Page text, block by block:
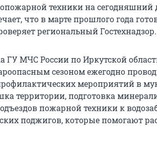
техники на сегодняшний
что в марте прошлого года
региональный Гостехнадзор.
ГУ МЧС России по Иркутской
сезоном ежегодно
мероприятий в
территории, подготовка
пожарной техники к
поджигов, которые помогают